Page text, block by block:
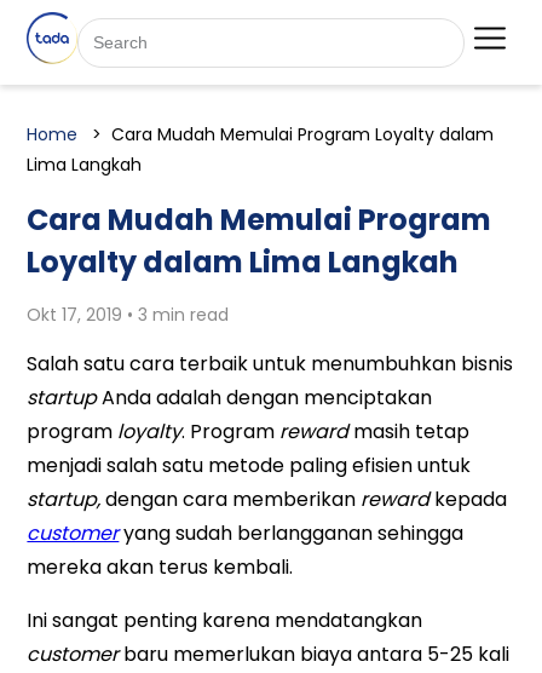
Home
Cara Mudah Memulai Program Loyalty dalam
Lima Langkah
Cara Mudah Memulai Program
Loyalty dalam Lima Langkah
Okt 17, 2019 • 3 min read
Salah satu cara terbaik untuk menumbuhkan bisnis
startupAnda adalah dengan menciptakan
program loyalty. Program rewardmasih tetap
menjadi salah satu metode paling efisien untuk
startup,dengan cara memberikan rewardkepada
customeryang sudah berlangganan sehingga
mereka akan terus kembali.
Ini sangat penting karena mendatangkan
customerbaru memerlukan biaya antara 5-25 kali